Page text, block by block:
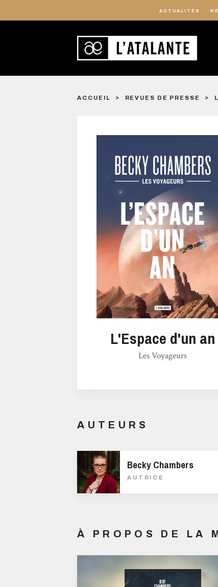
ACTUALITÉS
ACCUEIL REVUES DE PRESSE
L'Espace d'un an
Les Voyageurs
AUTEURS
Becky Chambers
AUTRICE
À PROPOS DE LA